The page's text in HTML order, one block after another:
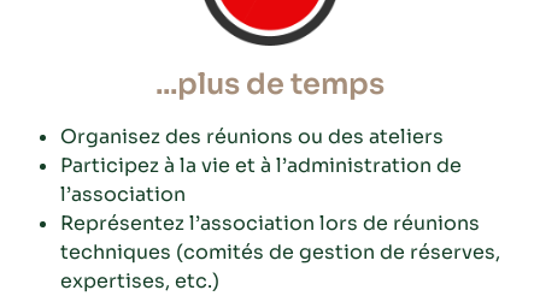
...plus de temps
Organisez des réunions ou des ateliers
Participez à la vie et à l’administration de
l’association
Représentez l’association lors de réunions
techniques (comités de gestion de réserves,
expertises, etc.)